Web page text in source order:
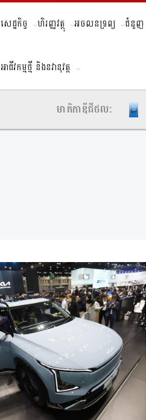
សេដ្ឋកិច្ច ហិរញ្ញវត្ថុ អចលនទ្រព្យ ជំនួញ
អាជីវកម្មថ្មី និងនវានុវត្ត
មាតិកាឌីជីថល: